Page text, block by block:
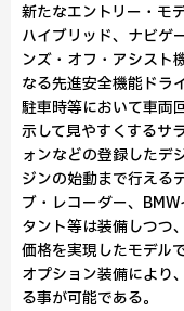
新たなエントリー・モ
ハイブリッド、ナビゲ
ンズ・オフ・アシスト
なる先進安全機能ドラ
駐車時等において車両
示して見やすくするサ
ォンなどの登録したデ
ジンの始動まで行える
ブ・レコーダー、
タント等は装備しつつ
価格を実現したモデル
オプション装備により
る事が可能である。